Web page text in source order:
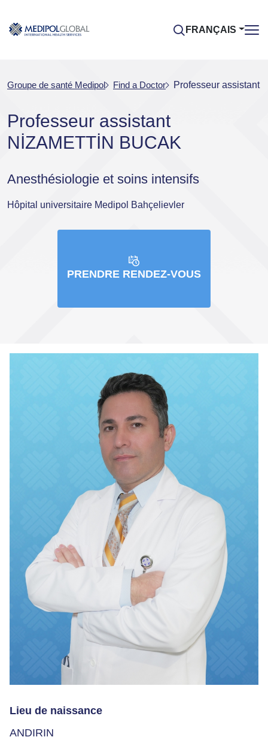
FRANÇAIS
Groupe de santé Medipol Find a Doctor Professeur assistant
Professeur assistant
NİZAMETTİN BUCAK
Anesthésiologie et soins intensifs
Hôpital universitaire Medipol Bahçelievler
PRENDRE RENDEZ-VOUS
Lieu de naissance
ANDIRIN